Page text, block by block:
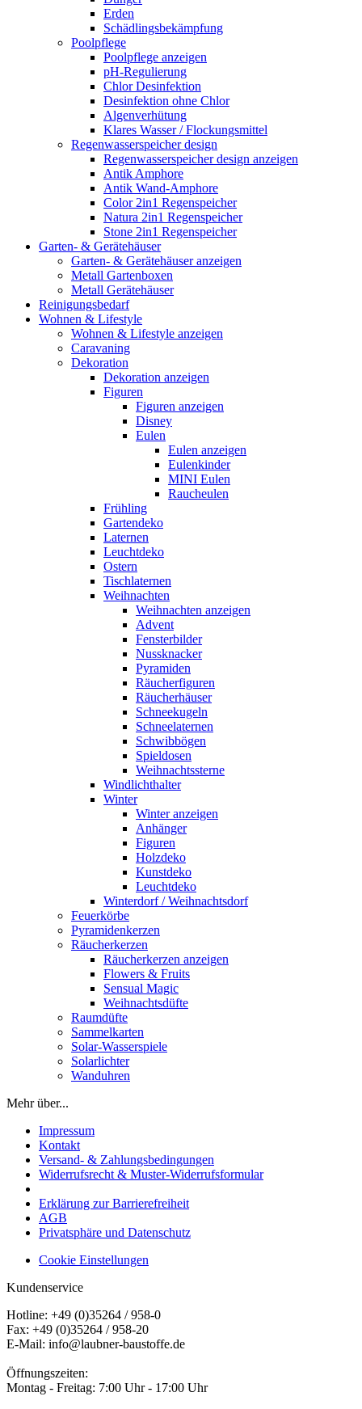
Erden
Schädlingsbekämpfung
Poolpflege
Poolpflege anzeigen
pH-Regulierung
Chlor Desinfektion
Desinfektion ohne Chlor
Algenverhütung
Klares Wasser / Flockungsmittel
Regenwasserspeicher design
Regenwasserspeicher design anzeigen
Antik Amphore
Antik Wand-Amphore
Color 2in1 Regenspeicher
Natura 2in1 Regenspeicher
Stone 2in1 Regenspeicher
Garten- & Gerätehäuser
Garten- & Gerätehäuser anzeigen
Metall Gartenboxen
Metall Gerätehäuser
Reinigungsbedarf
Wohnen & Lifestyle
Wohnen & Lifestyle anzeigen
Caravaning
Dekoration
Dekoration anzeigen
Figuren
Figuren anzeigen
Disney
Eulen
Eulen anzeigen
Eulenkinder
MINI Eulen
Raucheulen
Frühling
Gartendeko
Laternen
Leuchtdeko
Ostern
Tischlaternen
Weihnachten
Weihnachten anzeigen
Advent
Fensterbilder
Nussknacker
Pyramiden
Räucherfiguren
Räucherhäuser
Schneekugeln
Schneelaternen
Schwibbögen
Spieldosen
Weihnachtssterne
Windlichthalter
Winter
Winter anzeigen
Anhänger
Figuren
Holzdeko
Kunstdeko
Leuchtdeko
Winterdorf / Weihnachtsdorf
Feuerkörbe
Pyramidenkerzen
Räucherkerzen
Räucherkerzen anzeigen
Flowers & Fruits
Sensual Magic
Weihnachtsdüfte
Raumdüfte
Sammelkarten
Solar-Wasserspiele
Solarlichter
Wanduhren
Mehr über...
Impressum
Kontakt
Versand- & Zahlungsbedingungen
Widerrufsrecht & Muster-Widerrufsformular
Erklärung zur Barrierefreiheit
AGB
Privatsphäre und Datenschutz
Cookie Einstellungen
Kundenservice
Hotline: +49 (0)35264 / 958-0
Fax: +49 (0)35264 / 958-20
E-Mail: info@laubner-baustoffe.de
Öffnungszeiten:
Montag - Freitag: 7:00 Uhr - 17:00 Uhr